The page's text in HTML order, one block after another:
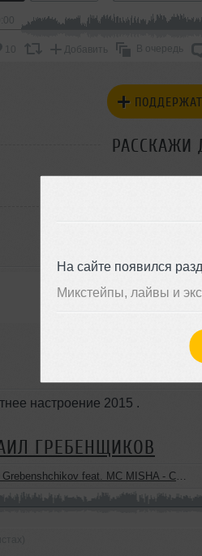
На сайте появился
Микстейпы, лайвы и
Добавить В очередь
РАССКАЖИ
настроение 2015 .
ГРЕБЕНЩИКОВ
feat. MC MISHA - CRAZY MIX